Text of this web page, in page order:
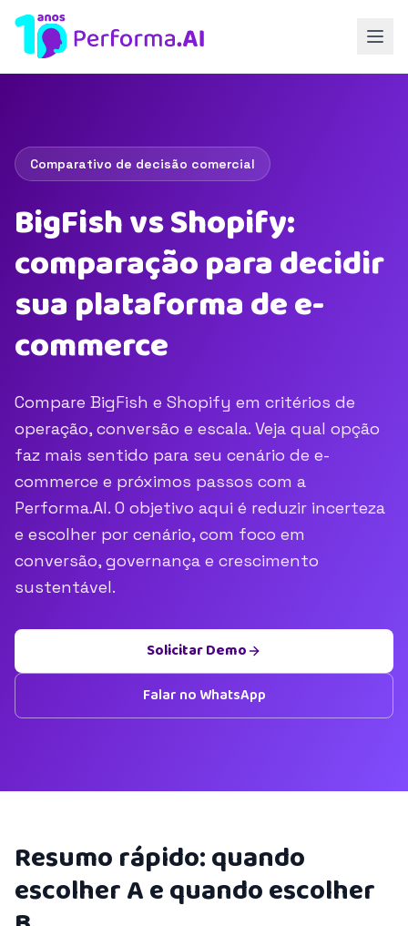
Comparativo de decisão comercial
BigFish vs Shopify:
comparação para decidir
sua plataforma de e-
commerce
Compare BigFish e Shopify em critérios de
operação, conversão e escala. Veja qual opção
faz mais sentido para seu cenário de e-
commerce e próximos passos com a
Performa.AI. O objetivo aqui é reduzir incerteza
e escolher por cenário, com foco em
conversão, governança e crescimento
sustentável.
Solicitar Demo
Falar no WhatsApp
Resumo rápido: quando
escolher A e quando escolher